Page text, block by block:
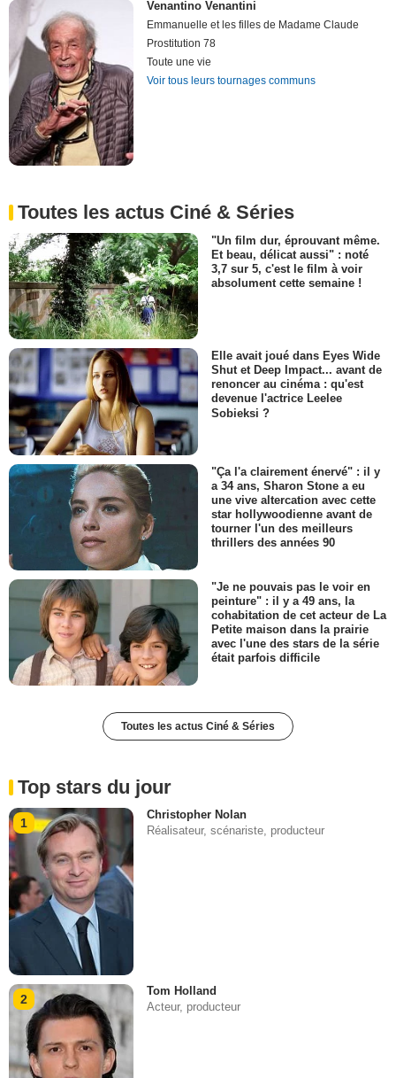
Venantino Venantini
Emmanuelle et les filles de Madame Claude
Prostitution 78
Toute une vie
Voir tous leurs tournages communs
Toutes les actus Ciné & Séries
"Un film dur, éprouvant même.
Et beau, délicat aussi" : noté
3,7 sur 5, c'est le film à voir
absolument cette semaine !
Elle avait joué dans Eyes Wide
Shut et Deep Impact... avant de
renoncer au cinéma : qu'est
devenue l'actrice Leelee
Sobieksi ?
"Ça l'a clairement énervé" : il y
a 34 ans, Sharon Stone a eu
une vive altercation avec cette
star hollywoodienne avant de
tourner l'un des meilleurs
thrillers des années 90
"Je ne pouvais pas le voir en
peinture" : il y a 49 ans, la
cohabitation de cet acteur de La
Petite maison dans la prairie
avec l'une des stars de la série
était parfois difficile
Toutes les actus Ciné & Séries
Top stars du jour
1
Christopher Nolan
Réalisateur, scénariste, producteur
2
Tom Holland
Acteur, producteur